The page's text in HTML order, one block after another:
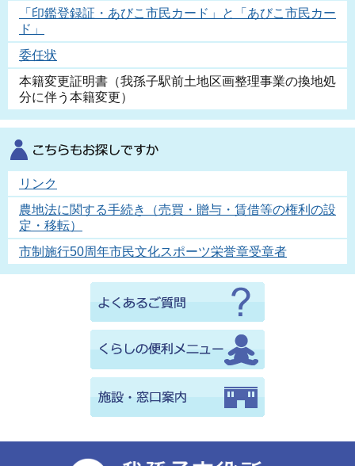
「印鑑登録証・あびこ市民カード」と「あびこ市民カー
ド」
委任状
本籍変更証明書（我孫子駅前土地区画整理事業の換地処
分に伴う本籍変更）
リンク
農地法に関する手続き（売買・贈与・賃借等の権利の設
定・移転）
市制施行50周年市民文化スポーツ栄誉章受章者